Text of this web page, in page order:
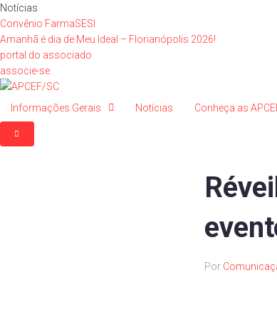
Ir
para
o
conteúdo
Notícias
Convênio FarmaSESI
Amanhã é dia de Meu Ideal – Florianópolis 2026!
portal do associado
associe-se
Informações Gerais Notícias Conheça as
Por